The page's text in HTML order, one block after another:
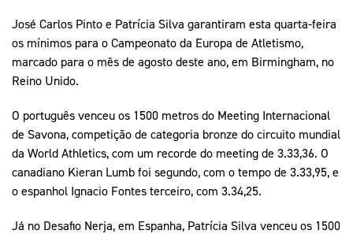
José Carlos Pinto e Patrícia Silva garantiram esta quarta-feira
os mínimos para o Campeonato da Europa de Atletismo,
marcado para o mês de agosto deste ano, em Birmingham, no
Reino Unido.
O português venceu os 1500 metros do Meeting Internacional
de Savona, competição de categoria bronze do circuito mundial
da World Athletics, com um recorde do meeting de 3.33,36. O
canadiano Kieran Lumb foi segundo, com o tempo de 3.33,95, e
o espanhol Ignacio Fontes terceiro, com 3.34,25.
Já no Desafio Nerja, em Espanha, Patrícia Silva venceu os 1500